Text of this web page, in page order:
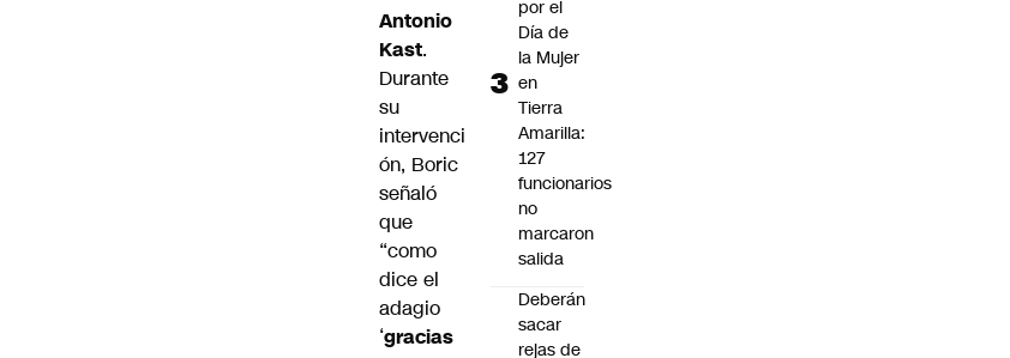
Antonio
Kast.
Durante
su
intervenci
ón, Boric
señaló
que
“como
dice el
adagio
‘gracias
por el
Día de
la Mujer
en
Tierra
Amarilla:
127
funcionarios
no
marcaron
salida
Deberán
sacar
rejas de